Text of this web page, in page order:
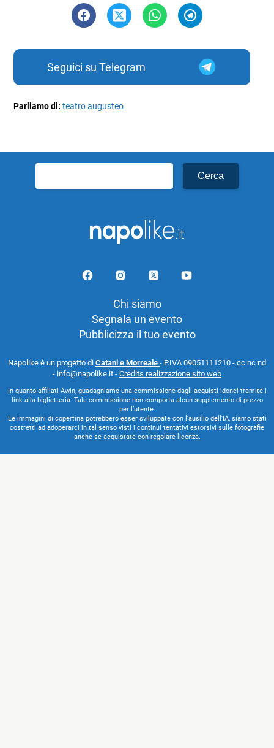
Seguici su Telegram
Parliamo di:teatro augusteo
per:
Chi siamo
Segnala un evento
Pubblicizza il tuo evento
Napolike è un progetto di Catani e Morreale - P.IVA 09051111210 - cc nc nd
- info@napolike.it - Credits realizzazione sito web
In quanto affiliati Awin, guadagniamo una commissione dagli acquisti idonei tramite i
link alla biglietteria. Tale commissione non comporta alcun supplemento di prezzo
per l’utente.
Le immagini di copertina potrebbero esser sviluppate con l'ausilio dell'IA, siamo stati
costretti ad adoperarci in tal senso visti i continui tentativi estorsivi sulle fotografie
anche se acquistate con regolare licenza.